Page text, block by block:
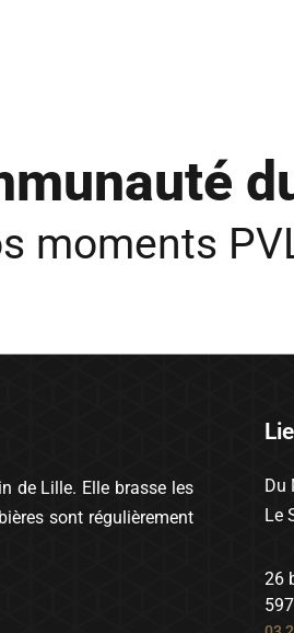
moments
de Lille. Elle brasse les
sont régulièrement
Du
Le
26